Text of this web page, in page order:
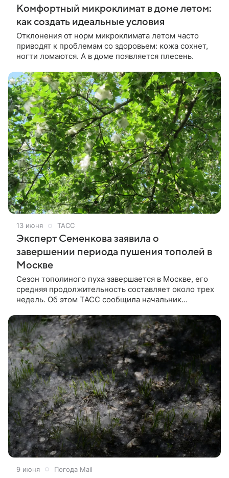
Комфортный микроклимат в доме летом:
как создать идеальные условия
Отклонения от норм микроклимата летом часто
приводят к проблемам со здоровьем: кожа сохнет,
ногти ломаются. А в доме появляется плесень.
13 июня ТАСС
Эксперт Семенкова заявила о
завершении периода пушения тополей в
Москве
Сезон тополиного пуха завершается в Москве, его
средняя продолжительность составляет около трех
недель. Об этом ТАСС сообщила начальник
столичного департамента природопользования и
охраны окружающей среды Елена Семенкова.
9 июня Погода Mail